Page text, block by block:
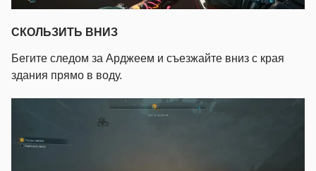
СКОЛЬЗИТЬ ВНИЗ
Бегите следом за Арджеем и съезжайте вниз с края
здания прямо в воду.